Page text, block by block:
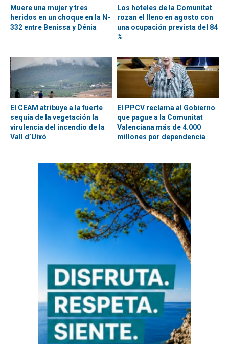
Muere una mujer y tres
heridos en un choque en la N-
332 entre Benissa y Dénia
Los hoteles de la Comunitat
rozan el lleno en agosto con
una ocupación prevista del 84
%
El CEAM atribuye a la fuerte
sequía de la vegetación la
virulencia del incendio de la
Vall d’Uixó
El PPCV reclama al Gobierno
que pague a la Comunitat
Valenciana más de 4.000
millones por dependencia